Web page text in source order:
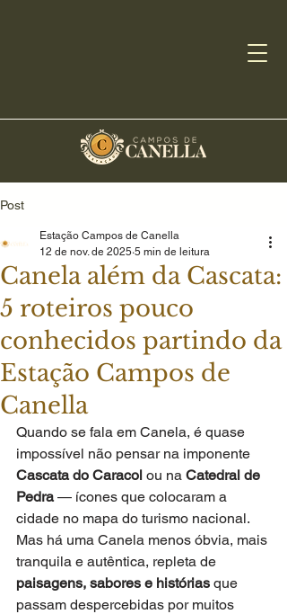
Post
Canela além da Cascata:
5 roteiros pouco
conhecidos partindo da
Estação Campos de
Canella
Estação Campos de Canella
12 de nov. de 2025 5 min de leitura
Quando se fala em Canela, é quase
impossível não pensar na imponente
Cascata do Caracol ou na Catedral de
Pedra — ícones que colocaram a
cidade no mapa do turismo nacional.
Mas há uma Canela menos óbvia, mais
tranquila e autêntica, repleta de
paisagens, sabores e histórias que
passam despercebidas por muitos